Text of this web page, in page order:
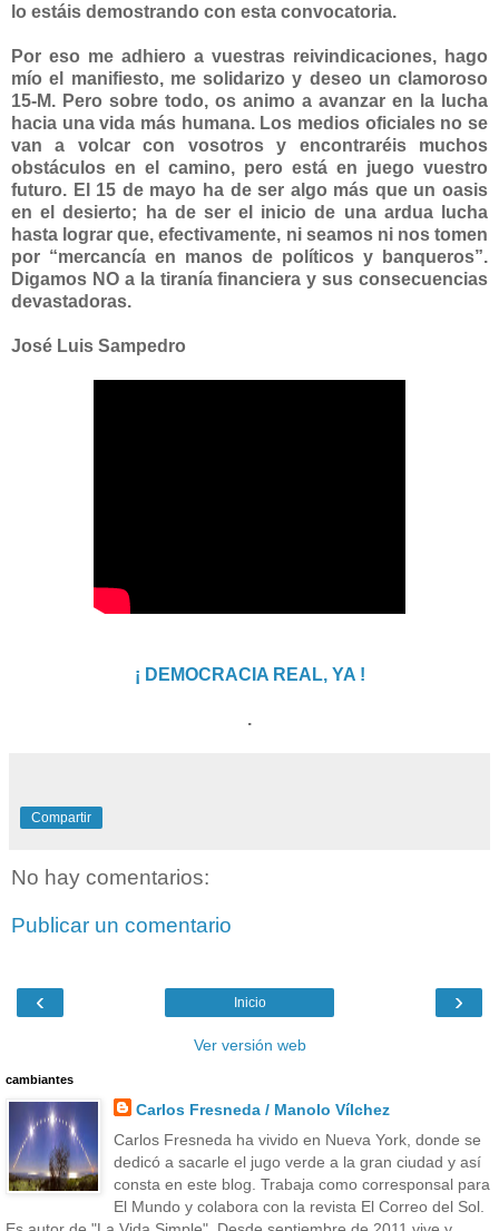
lo estáis demostrando con esta convocatoria.
Por eso me adhiero a vuestras reivindicaciones, hago
mío el manifiesto, me solidarizo y deseo un clamoroso
15-M. Pero sobre todo, os animo a avanzar en la lucha
hacia una vida más humana. Los medios oficiales no se
van a volcar con vosotros y encontraréis muchos
obstáculos en el camino, pero está en juego vuestro
futuro. El 15 de mayo ha de ser algo más que un oasis
en el desierto; ha de ser el inicio de una ardua lucha
hasta lograr que, efectivamente, ni seamos ni nos tomen
por “mercancía en manos de políticos y banqueros”.
Digamos NO a la tiranía financiera y sus consecuencias
devastadoras.
José Luis Sampedro
¡ DEMOCRACIA REAL, YA !
.
Compartir
No hay comentarios:
Publicar un comentario
‹ ›
Inicio
Ver versión web
cambiantes
Carlos Fresneda / Manolo Vílchez
Carlos Fresneda ha vivido en Nueva York, donde se
dedicó a sacarle el jugo verde a la gran ciudad y así
consta en este blog. Trabaja como corresponsal para
El Mundo y colabora con la revista El Correo del Sol.